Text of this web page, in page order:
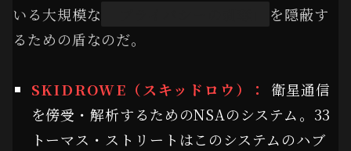
いる大規模な
を隠蔽す
るための盾なのだ。
SKIDROWE（スキッドロウ）：
衛星通信
を傍受・解析するためのNSAのシステム。33
トーマス・ストリートはこのシステムのハブ